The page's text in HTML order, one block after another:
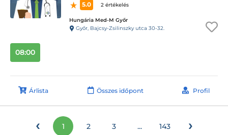
5.0
2 értékelés
Hungária Med-M Győr
Győr, Bajcsy-Zsilinszky utca 30-32.
08:00
Árlista Összes időpont Profil
‹ 1 2 3 ... 143 ›